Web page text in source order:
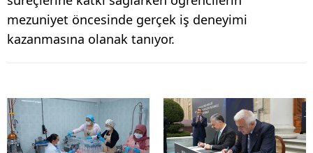
mezuniyet öncesinde gerçek iş deneyimi
kazanmasına olanak tanıyor.